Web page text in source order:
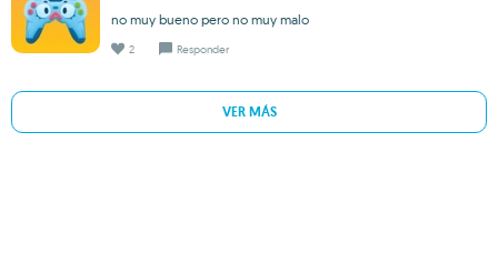
no muy bueno pero no muy malo
2 Responder
VER MÁS